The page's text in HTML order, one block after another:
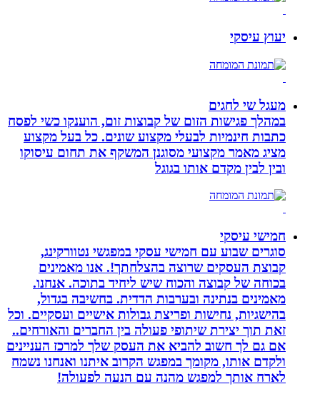
יעוץ עיסקי
מעגל שי לחגים
במהלך פגישות הזום של קבוצות זום, הוענקו כשי לפסח
כתבות חינמיות לבעלי מקצוע שונים. כל בעל מקצוע
מציג מאמר מקצועי מסוגנן המשקף את תחום עיסוקו
ובין לבין מקדם אותו בגוגל
חמישי עיסקי
סוגרים שבוע עם חמישי עסקי במפגשי נטוורקינג,
קבוצת העסקים שרוצה בהצלחתך!. אנו מאמינים
בכוחה של קבוצה והכוח שיש ליחיד בתוכה. אנחנו.
מאמינים בנתינה ובערבות הדדית. בחשיבה בגדול,
בהישגיות, נחישות ופריצת גבולות אישיים ועסקיים. וכל
זאת תוך יצירת שיתופי פעולה בין החברים והאורחים..
אם גם לך חשוב להביא את העסק שלך למרכז העניינים
ולקדם אותו, מקומך במפגש הקרוב איתנו ואנחנו נשמח
לארח אותך למפגש מהנה עם הנעה לפעולה!